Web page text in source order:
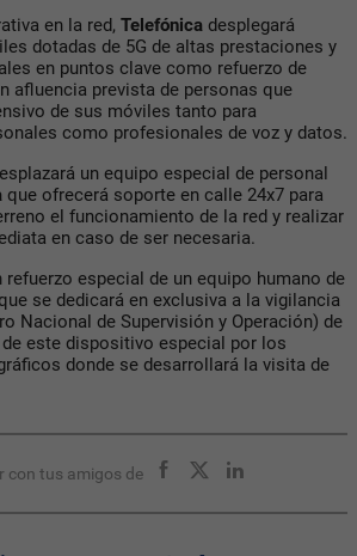
en la red, Telefónica desplegará
dotadas de 5G de altas prestaciones y
en puntos clave como refuerzo de
afluencia prevista de personas que
de sus móviles tanto para
como profesionales de voz y datos.
un equipo especial de personal
que ofrecerá soporte en calle 24x7 para
el funcionamiento de la red y realizar
en caso de ser necesaria.
especial de un equipo humano de
se dedicará en exclusiva a la vigilancia
Nacional de Supervisión y Operación) de
este dispositivo especial por los
donde se desarrollará la visita de
con tus amigos de